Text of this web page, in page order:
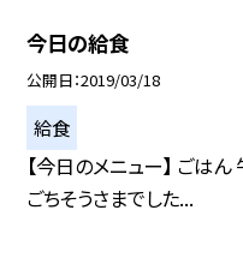
今日の給食
公開日 2019/03/18
給食
【今日のメニュー】 ごは
ごちそうさまでした...